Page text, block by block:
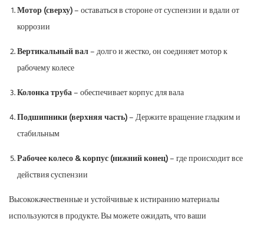
Мотор (сверху)– оставаться в стороне от суспензии и вдали от
коррозии
Вертикальный вал– долго и жестко, он соединяет мотор к
рабочему колесе
Колонка труба– обеспечивает корпус для вала
Подшипники (верхняя часть)– Держите вращение гладким и
стабильным
Рабочее колесо & корпус (нижний конец)– где происходит все
действия суспензии
Высококачественные и устойчивые к истиранию материалы
используются в продукте. Вы можете ожидать, что ваши